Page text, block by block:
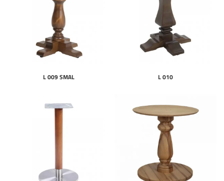
L 009 SMAL L 010